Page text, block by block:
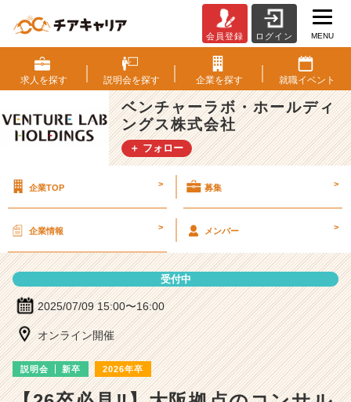
ン
チ
ャ
ー
ラ
ボ・
ホ
デ
グ
ス
株
式
説
明
会員登録 ログイン MENU
求人を探す 説明会を探す 企業を探す 就職イベント
ベンチャーラボ・ホールディ
ングス株式会社
＋ フォロー
企業TOP > 募集 >
企業情報 > メンバー >
受付中
2025/07/09 15:00〜16:00
オンライン開催
説明会 新卒 2026年卒